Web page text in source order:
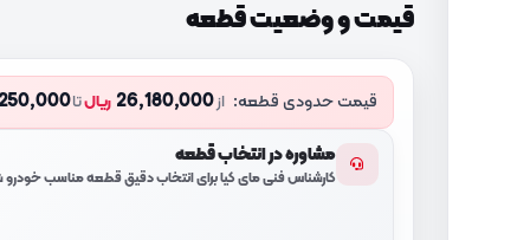
قیمت و وضعیت قطعه
قیمت حدودی قطعه: از26,180,000 ریالتا
مشاوره در انتخاب قطعه
کارشناس فنی مای کیا برای انتخاب دقیق قطعه مناسب